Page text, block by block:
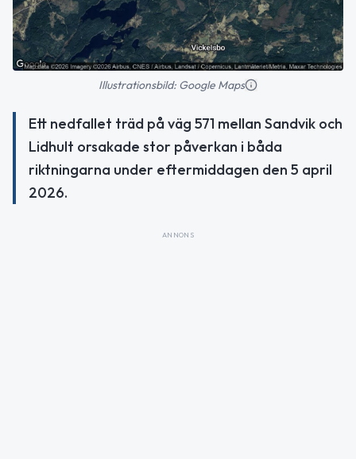
Illustrationsbild: Google Maps
Ett nedfallet träd på väg 571 mellan Sandvik och
Lidhult orsakade stor påverkan i båda
riktningarna under eftermiddagen den 5 april
2026.
ANNONS